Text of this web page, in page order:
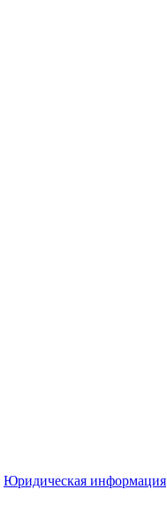
Юридическая информация